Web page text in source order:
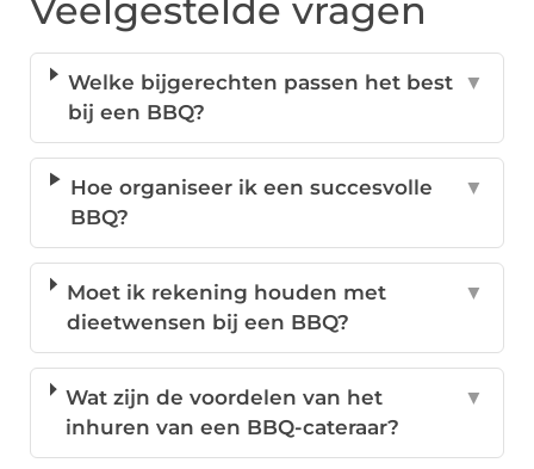
Veelgestelde vragen
Welke bijgerechten passen het best
bij een BBQ?
▼
Hoe organiseer ik een succesvolle
BBQ?
▼
Moet ik rekening houden met
dieetwensen bij een BBQ?
▼
Wat zijn de voordelen van het
inhuren van een BBQ-cateraar?
▼